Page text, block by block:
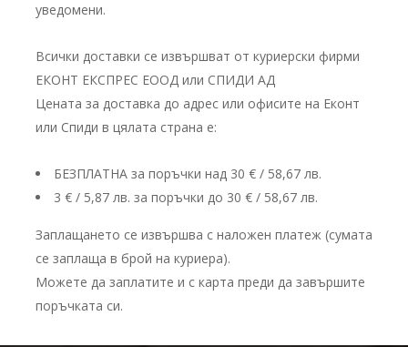
уведомени.
Всички доставки се извършват от куриерски фирми
ЕКОНТ ЕКСПРЕС ЕООД или СПИДИ АД
Цената за доставка до адрес или офисите на Еконт
или Спиди в цялата страна е:
БЕЗПЛАТНА за поръчки над 30 € / 58,67 лв.
3 € / 5,87 лв. за поръчки до 30 € / 58,67 лв.
Заплащането се извършва с наложен платеж (сумата
се заплаща в брой на куриера).
Можете да заплатите и с карта преди да завършите
поръчката си.